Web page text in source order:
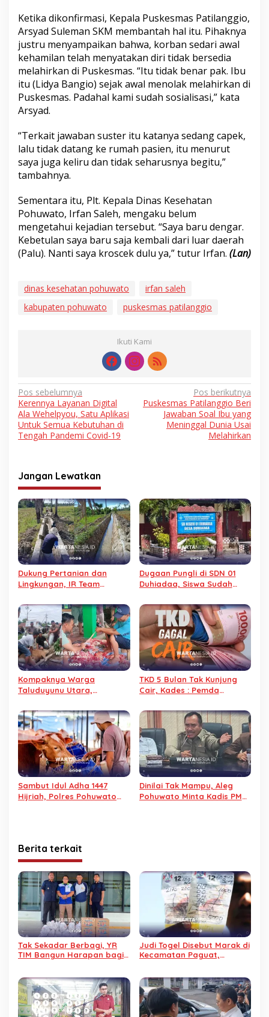
Ketika dikonfirmasi, Kepala Puskesmas Patilanggio,
Arsyad Suleman SKM membantah hal itu. Pihaknya
justru menyampaikan bahwa, korban sedari awal
kehamilan telah menyatakan diri tidak bersedia
melahirkan di Puskesmas. “Itu tidak benar pak. Ibu
itu (Lidya Bangio) sejak awal menolak melahirkan di
Puskesmas. Padahal kami sudah sosialisasi,” kata
Arsyad.
“Terkait jawaban suster itu katanya sedang capek,
lalu tidak datang ke rumah pasien, itu menurut
saya juga keliru dan tidak seharusnya begitu,”
tambahnya.
Sementara itu, Plt. Kepala Dinas Kesehatan
Pohuwato, Irfan Saleh, mengaku belum
mengetahui kejadian tersebut. “Saya baru dengar.
Kebetulan saya baru saja kembali dari luar daerah
(Palu). Nanti saya kroscek dulu ya,” tutur Irfan. (Lan)
dinas kesehatan pohuwato
irfan saleh
kabupaten pohuwato
puskesmas patilanggio
Ikuti Kami
Navigasi
pos
Pos sebelumnya
Kerennya Layanan Digital
Ala Wehelpyou, Satu Aplikasi
Untuk Semua Kebutuhan di
Tengah Pandemi Covid-19
Pos berikutnya
Puskesmas Patilanggio Beri
Jawaban Soal Ibu yang
Meninggal Dunia Usai
Melahirkan
Jangan Lewatkan
Dukung Pertanian dan
Lingkungan, IR Team
Swadaya
Dugaan Pungli di SDN 01
Duhiadaa, Siswa Sudah
Kunjung Diterima
Kompaknya Warga
Taluduyunu Utara,
Iduladha 2026
TKD 5 Bulan Tak Kunjung
Cair, Kades : Pemda
Sambut Idul Adha 1447
Hijriah, Polres Pohuwato
Dinilai Tak Mampu, Aleg
Pohuwato Minta Kadis PMD
Berita terkait
Tak Sekadar Berbagi, YR
TIM Bangun Harapan bagi
Judi Togel Disebut Marak di
Kecamatan Paguat,